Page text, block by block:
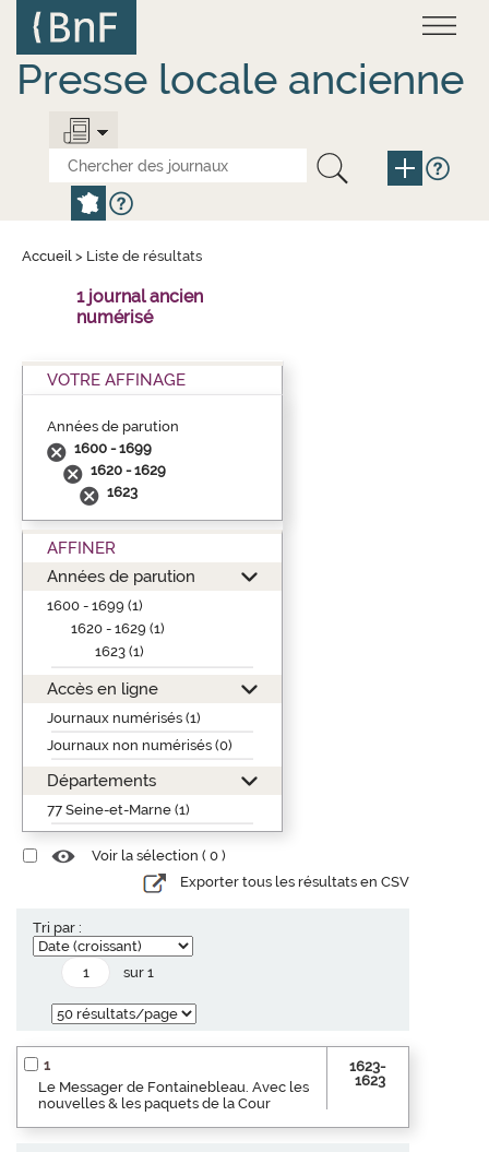
contenu
principal
Presse locale ancienne
Accueil > Liste de résultats
1 journal ancien
numérisé
VOTRE AFFINAGE
Années de parution
1600 - 1699
1620 - 1629
1623
AFFINER
Années de parution
1600 - 1699 (1)
1620 - 1629 (1)
1623 (1)
Accès en ligne
Journaux numérisés (1)
Journaux non numérisés (0)
Départements
77 Seine-et-Marne (1)
Voir la sélection ( 0 )
Exporter tous les résultats en CSV
Tri par :
sur 1
1
Le Messager de Fontainebleau. Avec les
nouvelles & les paquets de la Cour
1623-
1623
Panneau de gestion des cookies